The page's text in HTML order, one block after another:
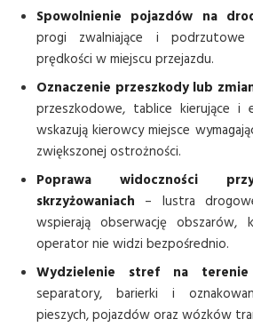
Spowolnienie pojazdów na
progi zwalniające i podrzutowe
prędkości w miejscu przejazdu.
Oznaczenie przeszkody lub
przeszkodowe, tablice kierujące i
wskazują kierowcy miejsce
zwiększonej ostrożności.
Poprawa widoczności
skrzyżowaniach – lustra
wspierają obserwację obszarów,
operator nie widzi bezpośrednio.
Wydzielenie stref na terenie
separatory, barierki i
pieszych, pojazdów oraz wózków